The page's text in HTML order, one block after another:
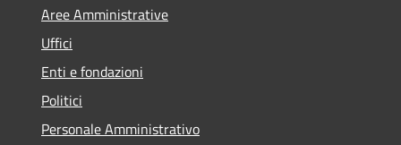
Aree Amministrative
Uffici
Enti e fondazioni
Politici
Personale Amministrativo